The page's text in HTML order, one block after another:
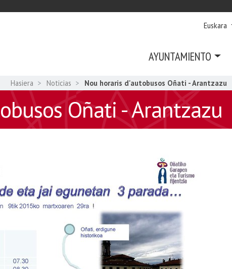
Euskara
AYUNTAMIENTO
Hasiera Noticias Nou horaris d'autobusos Oñati - Arantzazu
Oñati - Arantzazu